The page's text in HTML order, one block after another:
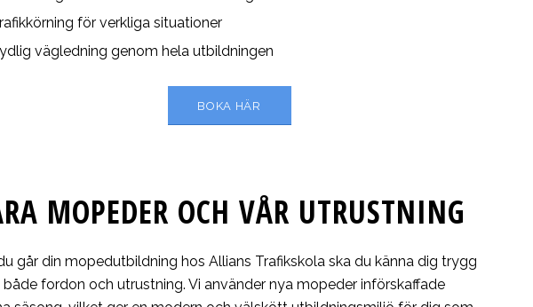
för verkliga situationer
vägledning genom hela utbildningen
BOKA HÄR
MOPEDER OCH VÅR UTRUSTNING
går din mopedutbildning hos Allians Trafikskola ska du känna dig trygg
fordon och utrustning. Vi använder nya mopeder införskaffade